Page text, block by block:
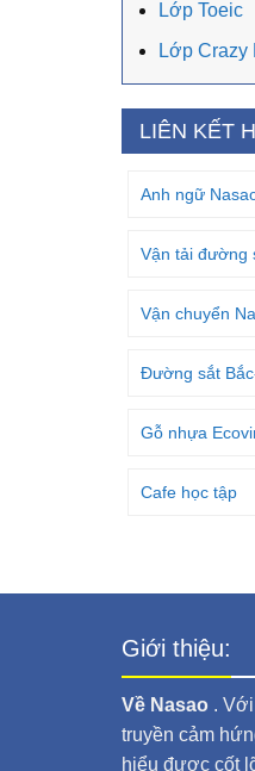
Lớp Toeic
Lớp Crazy
LIÊN KẾT
Anh ngữ
Vận tải đường
Vận chuyển
Đường sắt
Gỗ nhựa
Cafe học tập
Giới thiệu:
Về Nasao .
truyền cảm
hiểu được cốt